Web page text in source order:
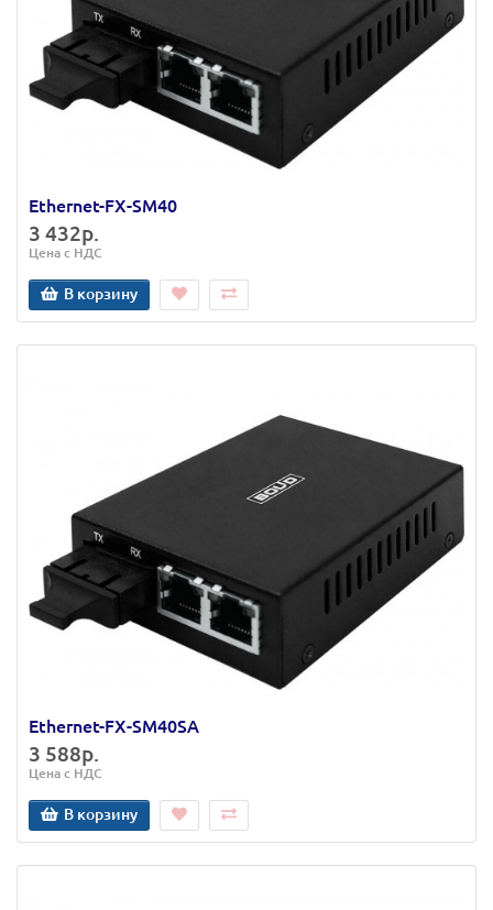
Ethernet-FX-SM40
3 432р.
Цена с НДС
В корзину
Ethernet-FX-SM40SA
3 588р.
Цена с НДС
В корзину